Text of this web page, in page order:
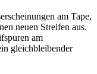
am Tape,
neuen Streifen aus.
am
gleichbleibender